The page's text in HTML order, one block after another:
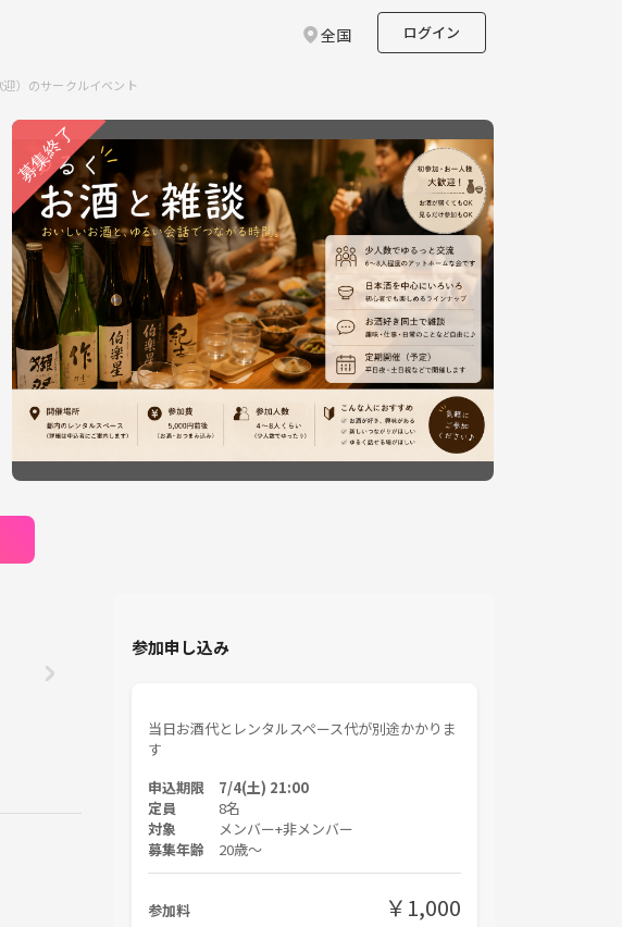
全国 ログイン
）のサークルイベント
参加申し込み
当日お酒代とレンタルスペース代が別途かかりま
す
申込期限 7/4(土) 21:00
定員 8名
対象 メンバー+非メンバー
募集年齢 20歳〜
参加料 ￥1,000